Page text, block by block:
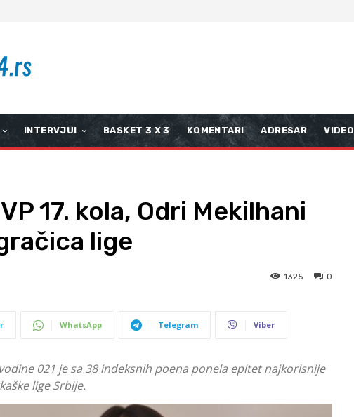
INTERVJUI BASKET 3 X 3 KOMENTARI ADRESAR VIDEO
17. kola, Odri Mekilhani
lige
0
1325
WhatsApp Telegram Viber
021 je sa 38 indeksnih poena ponela epitet najkorisnije
lige Srbije.